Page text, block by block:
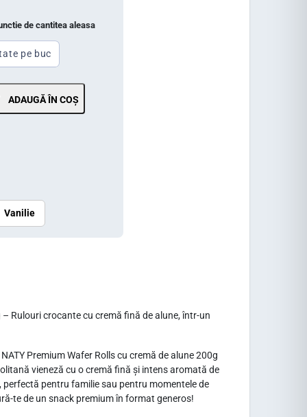
de cantitea aleasa
pe buc
ADAUGĂ ÎN COȘ
Vanilie
– Rulouri crocante cu cremă fină de alune, într-un
Premium Wafer Rolls cu cremă de alune 200g
vieneză cu o cremă fină și intens aromată de
perfectă pentru familie sau pentru momentele de
te de un snack premium în format generos!